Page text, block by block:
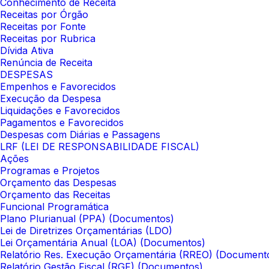
Conhecimento de Receita
Receitas por Órgão
Receitas por Fonte
Receitas por Rubrica
Dívida Ativa
Renúncia de Receita
DESPESAS
Empenhos e Favorecidos
Execução da Despesa
Liquidações e Favorecidos
Pagamentos e Favorecidos
Despesas com Diárias e Passagens
LRF (LEI DE RESPONSABILIDADE FISCAL)
Ações
Programas e Projetos
Orçamento das Despesas
Orçamento das Receitas
Funcional Programática
Plano Plurianual (PPA) (Documentos)
Lei de Diretrizes Orçamentárias (LDO)
Lei Orçamentária Anual (LOA) (Documentos)
Relatório Res. Execução Orçamentária (RREO)
Relatório Gestão Fiscal (RGF) (Documentos)